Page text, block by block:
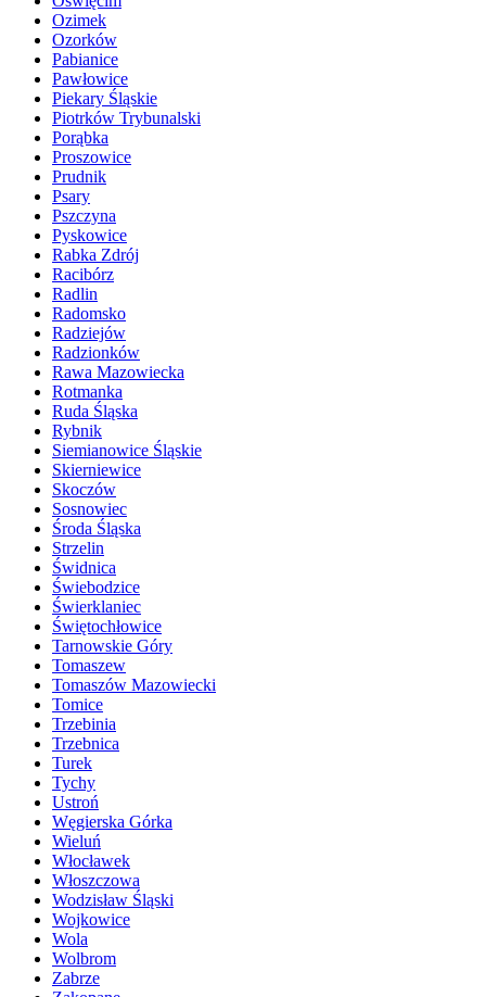
Ozimek
Ozorków
Pabianice
Pawłowice
Piekary Śląskie
Piotrków Trybunalski
Porąbka
Proszowice
Prudnik
Psary
Pszczyna
Pyskowice
Rabka Zdrój
Racibórz
Radlin
Radomsko
Radziejów
Radzionków
Rawa Mazowiecka
Rotmanka
Ruda Śląska
Rybnik
Siemianowice Śląskie
Skierniewice
Skoczów
Sosnowiec
Środa Śląska
Strzelin
Świdnica
Świebodzice
Świerklaniec
Świętochłowice
Tarnowskie Góry
Tomaszew
Tomaszów Mazowiecki
Tomice
Trzebinia
Trzebnica
Turek
Tychy
Ustroń
Węgierska Górka
Wieluń
Włocławek
Włoszczowa
Wodzisław Śląski
Wojkowice
Wola
Wolbrom
Zabrze